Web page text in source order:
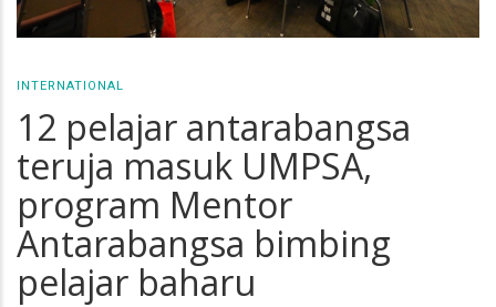
INTERNATIONAL
12 pelajar antarabangsa
teruja masuk UMPSA,
program Mentor
Antarabangsa bimbing
pelajar baharu